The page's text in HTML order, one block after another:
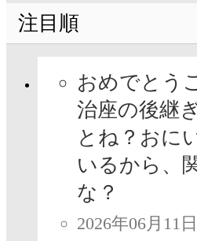
注目順
おめでとう
治座の後継
とね？おに
いるから、
な？
2026年06月11